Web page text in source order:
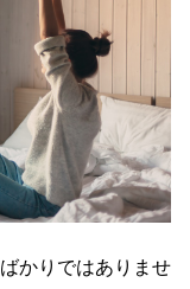
かりではありませ